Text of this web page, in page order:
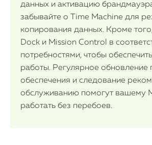
данных и активацию
забывайте о Time Machine для
копирования данных. Кроме
Dock и Mission Control в
потребностями, чтобы
работы. Регулярное обновление
обеспечения и следование
обслуживанию помогут вашему
работать без перебоев.